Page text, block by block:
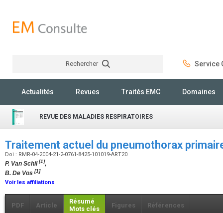
Rechercher Service
Actualités Revues Traités EMC Domaines
REVUE DES MALADIES RESPIRATOIRES
Traitement actuel du pneumothorax
Doi : RMR-04-2004-21-2-0761-8425-101019-ART20
P. Van Schil[1],
B. De Vos [1]
Voir les affiliations
PDF Article
Résumé
Mots clés
Figures Références